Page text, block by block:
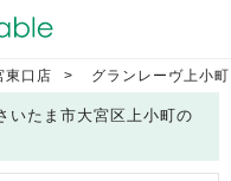
東口店 グランレーヴ上小
いたま市大宮区上小町の